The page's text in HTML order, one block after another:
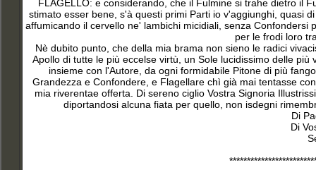
FLAGELLO: e considerando, che il Fulmine si trahe dietro il
stimato esser bene, s'à questi primi Parti io v'aggiunghi, quasi
affumicando il cervello ne' lambichi micidiali, senza
per le frodi loro
Nè dubito punto, che della mia brama non sieno le radici
Apollo di tutte le più eccelse virtù, un Sole lucidissimo delle
insieme con l'Autore, da ogni formidabile Pitone di più
Grandezza e Confondere, e Flagellare chì già mai tentasse
mia riverentae offerta. Di sereno ciglio Vostra Signoria
diportandosi alcuna fiata per quello, non isdegni
Di
Di